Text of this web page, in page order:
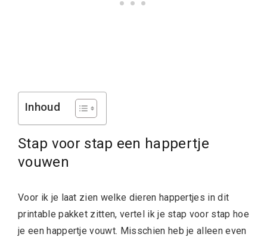
Inhoud
Stap voor stap een happertje
vouwen
Voor ik je laat zien welke dieren happertjes in dit
printable pakket zitten, vertel ik je stap voor stap hoe
je een happertje vouwt. Misschien heb je alleen even